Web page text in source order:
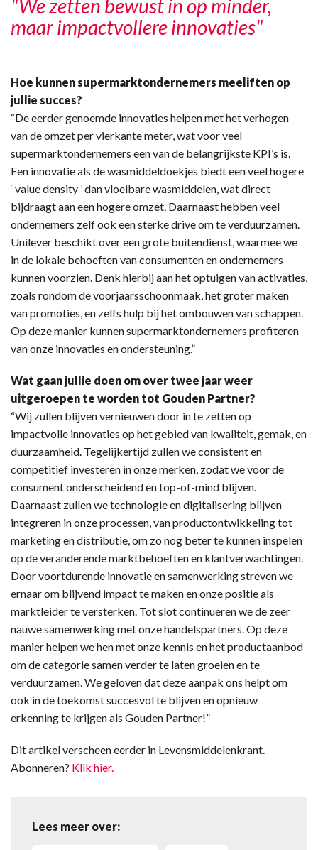
"We zetten bewust in op minder,
maar impactvollere innovaties"
Hoe kunnen supermarktondernemers meeliften op
jullie succes?
“De eerder genoemde innovaties helpen met het verhogen
van de omzet per vierkante meter, wat voor veel
supermarktondernemers een van de belangrijkste KPI’s is.
Een innovatie als de wasmiddeldoekjes biedt een veel hogere
‘ value density ’ dan vloeibare wasmiddelen, wat direct
bijdraagt aan een hogere omzet. Daarnaast hebben veel
ondernemers zelf ook een sterke drive om te verduurzamen.
Unilever beschikt over een grote buitendienst, waarmee we
in de lokale behoeften van consumenten en ondernemers
kunnen voorzien. Denk hierbij aan het optuigen van activaties,
zoals rondom de voorjaarsschoonmaak, het groter maken
van promoties, en zelfs hulp bij het ombouwen van schappen.
Op deze manier kunnen supermarktondernemers profiteren
van onze innovaties en ondersteuning.”
Wat gaan jullie doen om over twee jaar weer
uitgeroepen te worden tot Gouden Partner?
“Wij zullen blijven vernieuwen door in te zetten op
impactvolle innovaties op het gebied van kwaliteit, gemak, en
duurzaamheid. Tegelijkertijd zullen we consistent en
competitief investeren in onze merken, zodat we voor de
consument onderscheidend en top-of-mind blijven.
Daarnaast zullen we technologie en digitalisering blijven
integreren in onze processen, van productontwikkeling tot
marketing en distributie, om zo nog beter te kunnen inspelen
op de veranderende marktbehoeften en klantverwachtingen.
Door voortdurende innovatie en samenwerking streven we
ernaar om blijvend impact te maken en onze positie als
marktleider te versterken. Tot slot continueren we de zeer
nauwe samenwerking met onze handelspartners. Op deze
manier helpen we hen met onze kennis en het productaanbod
om de categorie samen verder te laten groeien en te
verduurzamen. We geloven dat deze aanpak ons helpt om
ook in de toekomst succesvol te blijven en opnieuw
erkenning te krijgen als Gouden Partner!”
Dit artikel verscheen eerder in Levensmiddelenkrant.
Abonneren? Klik hier.
Lees meer over: